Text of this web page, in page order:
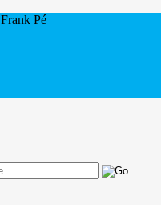
Pé